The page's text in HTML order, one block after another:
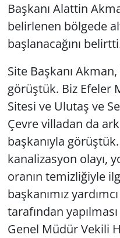
Başkanı Alattin
belirlenen bölgede
başlanacağını
Site Başkanı
görüştük. Biz Efeler
Sitesi ve Ulutaş ve
Çevre villadan da
başkanıyla
kanalizasyon olayı,
oranın temizliğiyle
başkanımız
tarafından
Genel Müdür Vekili